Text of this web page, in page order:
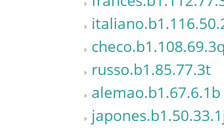
russo.b1.85.77.3t
alemao.b1.67.6.1b